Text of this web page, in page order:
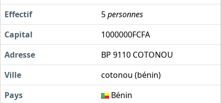
Effectif
5personnes
Capital
1000000FCFA
Adresse
BP 9110 COTONOU
Ville
cotonou (bénin)
Pays
Bénin